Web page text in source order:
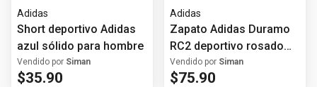
Adidas
Short deportivo Adidas
azul sólido para hombre
Vendido por Siman
$35.90
Adidas
Zapato Adidas Duramo
RC2 deportivo rosado
para mujer
Vendido por Siman
$75.90